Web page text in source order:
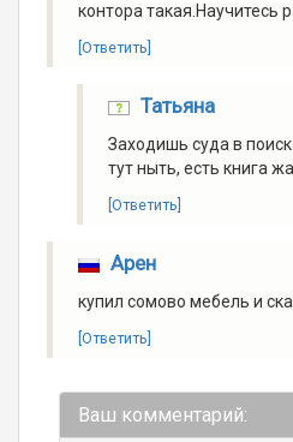
контора такая.Научитесь
[Ответить]
Татьяна
Заходишь суда в
тут ныть, есть книга
[Ответить]
Арен
купил сомово мебель и
[Ответить]
Ваш комментарий: